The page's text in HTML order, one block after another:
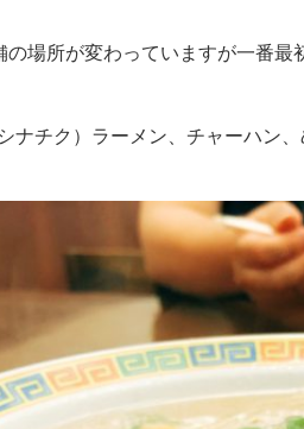
場所が変わっていますが一番最
ナチク）ラーメン、チャーハン、